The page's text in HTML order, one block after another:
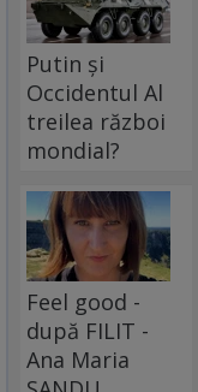
Putin și
Occidentul Al
treilea război
mondial?
Feel good -
după FILIT -
Ana Maria